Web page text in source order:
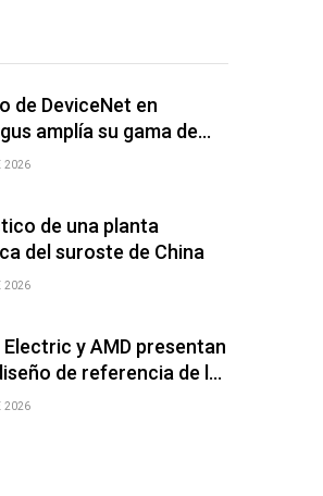
de DeviceNet en
amplía su gama de
para torsión de
2026
de una planta
del suroste de China
2026
y AMD presentan
de referencia de la
Helios para acelerar el
2026